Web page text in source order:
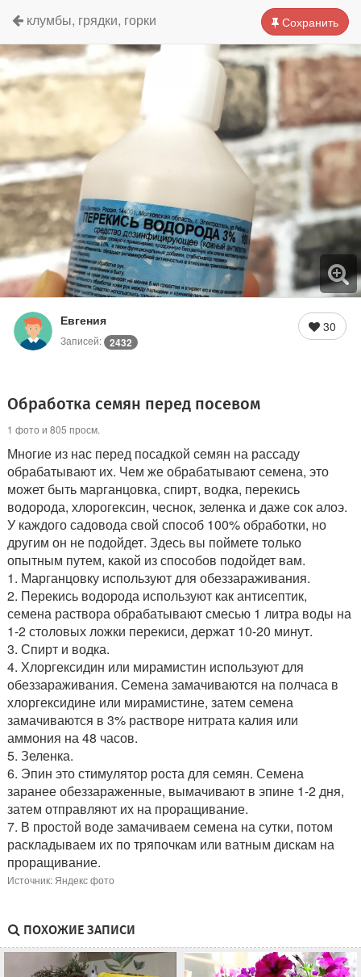
Сохранить
клумбы, грядки, горки
Евгения
Записей: 2432
30
Обработка семян перед посевом
1 фото и 805 просм.
Многие из нас перед посадкой семян на рассаду
обрабатывают их. Чем же обрабатывают семена, это
может быть марганцовка, спирт, водка, перекись
водорода, хлорогексин, чеснок, зеленка и даже сок алоэ.
У каждого садовода свой способ 100% обработки, но
другим он не подойдет. Здесь вы поймете только
опытным путем, какой из способов подойдет вам.
1. Марганцовку используют для обеззараживания.
2. Перекись водорода используют как антисептик,
семена раствора обрабатывают смесью 1 литра воды на
1-2 столовых ложки перекиси, держат 10-20 минут.
3. Спирт и водка.
4. Хлоргексидин или мирамистин используют для
обеззараживания. Семена замачиваются на полчаса в
хлоргексидине или мирамистине, затем семена
замачиваются в 3% растворе нитрата калия или
аммония на 48 часов.
5. Зеленка.
6. Эпин это стимулятор роста для семян. Семена
заранее обеззараженные, вымачивают в эпине 1-2 дня,
затем отправляют их на проращивание.
7. В простой воде замачиваем семена на сутки, потом
раскладываем их по тряпочкам или ватным дискам на
проращивание.
Источник: Яндекс фото
ПОХОЖИЕ ЗАПИСИ